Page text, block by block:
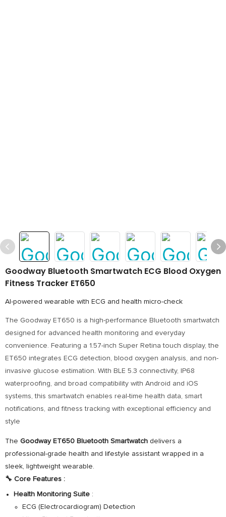
Goodway Bluetooth Smartwatch ECG Blood Oxygen
Fitness Tracker ET650
AI-powered wearable with ECG and health micro-check
The Goodway ET650 is a high-performance Bluetooth smartwatch
designed for advanced health monitoring and everyday
convenience. Featuring a 1.57-inch Super Retina touch display, the
ET650 integrates ECG detection, blood oxygen analysis, and non-
invasive glucose estimation. With BLE 5.3 connectivity, IP68
waterproofing, and broad compatibility with Android and iOS
systems, this smartwatch enables real-time health data, smart
notifications, and fitness tracking with exceptional efficiency and
style
The Goodway ET650 Bluetooth Smartwatch delivers a
professional-grade health and lifestyle assistant wrapped in a
sleek, lightweight wearable.
🔧 Core Features :
Health Monitoring Suite :
ECG (Electrocardiogram) Detection